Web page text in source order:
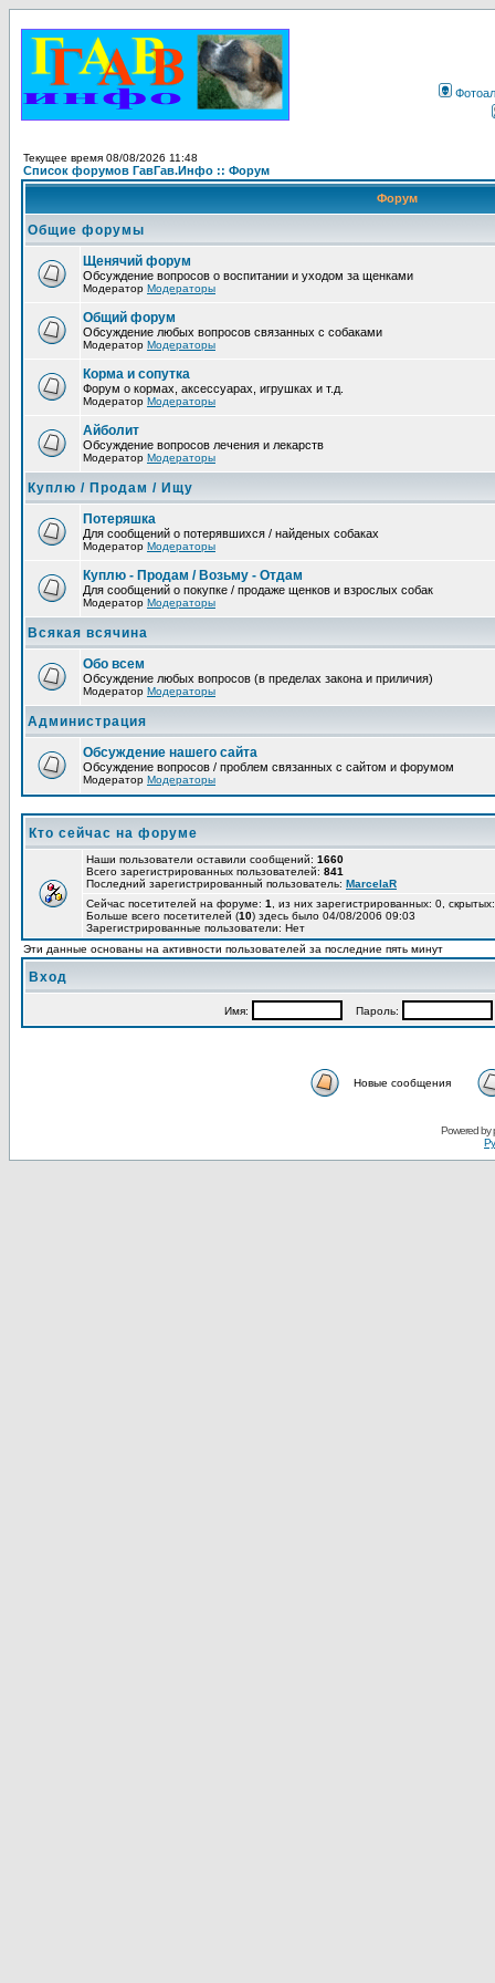
Текущее время 08/08/2026 11:48
Список форумов ГавГав.Инфо :: Форум
Форум
Общие форумы
Щенячий форум
Обсуждение вопросов о воспитании и уходом за щенками
Модератор Модераторы
Общий форум
Обсуждение любых вопросов связанных с собаками
Модератор Модераторы
Корма и сопутка
Форум о кормах, аксессуарах, игрушках и т.д.
Модератор Модераторы
Айболит
Обсуждение вопросов лечения и лекарств
Модератор Модераторы
Куплю / Продам / Ищу
Потеряшка
Для сообщений о потерявшихся / найденых собаках
Модератор Модераторы
Куплю - Продам / Возьму - Отдам
Для сообщений о покупке / продаже щенков и взрослых собак
Модератор Модераторы
Всякая всячина
Обо всем
Обсуждение любых вопросов (в пределах закона и приличия)
Модератор Модераторы
Администрация
Обсуждение нашего сайта
Обсуждение вопросов / проблем связанных с сайтом и форумом
Модератор Модераторы
Кто сейчас на форуме
Наши пользователи оставили сообщений: 1660
Всего зарегистрированных пользователей: 841
Последний зарегистрированный пользователь: MarcelaR
Сейчас посетителей на форуме: 1
, из них зарегистрированных: 0,
Больше всего посетителей (10) здесь было 04/08/2006 09:03
Зарегистрированные пользователи: Нет
Эти данные основаны на активности пользователей за последние пять минут
Вход
Имя: Пароль:
Новые сообщения
Powered by